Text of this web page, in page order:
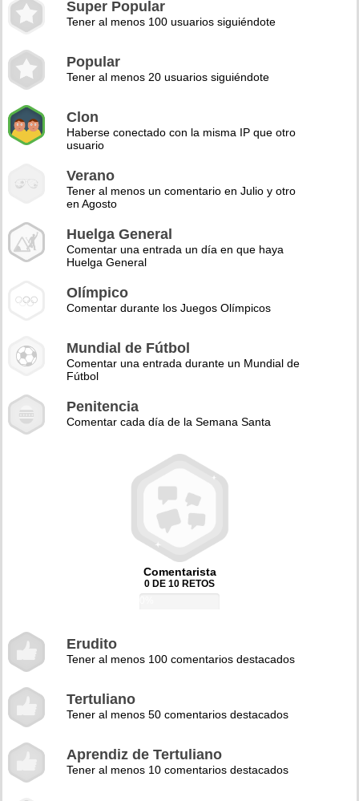
Super Popular
Tener al menos 100 usuarios siguiéndote
Popular
Tener al menos 20 usuarios siguiéndote
Clon
Haberse conectado con la misma IP que otro
usuario
Verano
Tener al menos un comentario en Julio y otro
en Agosto
Huelga General
Comentar una entrada un día en que haya
Huelga General
Olímpico
Comentar durante los Juegos Olímpicos
Mundial de Fútbol
Comentar una entrada durante un Mundial de
Fútbol
Penitencia
Comentar cada día de la Semana Santa
Comentarista
0 DE 10 RETOS
Erudito
Tener al menos 100 comentarios destacados
Tertuliano
Tener al menos 50 comentarios destacados
Aprendiz de Tertuliano
Tener al menos 10 comentarios destacados